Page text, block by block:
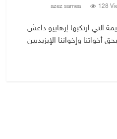
azez samea 128
التي ارتكبها إرهابيو داعش
وإخواننا الإيزيديين